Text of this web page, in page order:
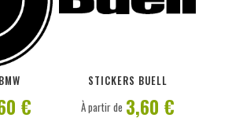
€
STICKERS BUELL
À partir de 3,60 €